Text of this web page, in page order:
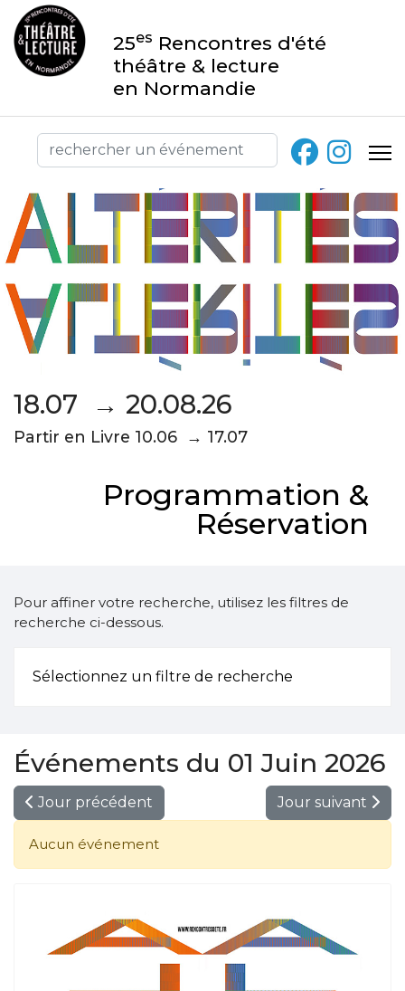
25es Rencontres d'été
théâtre & lecture
en Normandie
18.07 → 20.08.26
Partir en Livre 10.06 → 17.07
Programmation &
Réservation
Pour affiner votre recherche, utilisez les filtres de
recherche ci-dessous.
Sélectionnez un filtre de recherche
Événements du 01 Juin 2026
Jour précédent Jour suivant
Aucun événement